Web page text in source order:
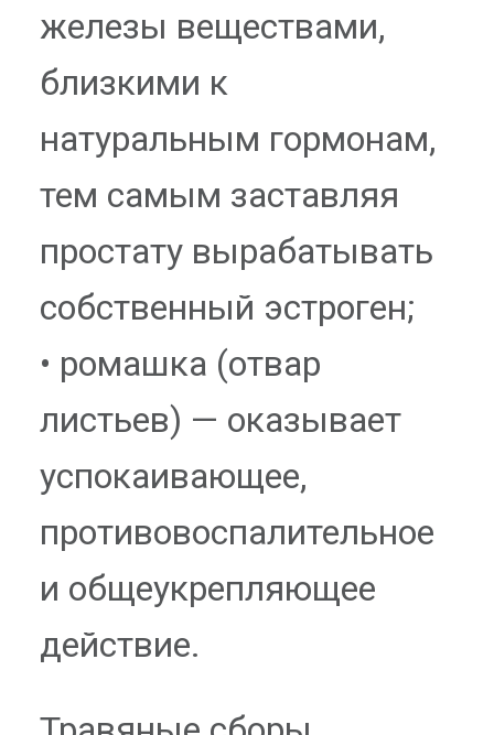
железы веществами,
близкими к
натуральным гормонам,
тем самым заставляя
простату вырабатывать
собственный эстроген;
• ромашка (отвар
листьев) — оказывает
успокаивающее,
противовоспалительное
и общеукрепляющее
действие.